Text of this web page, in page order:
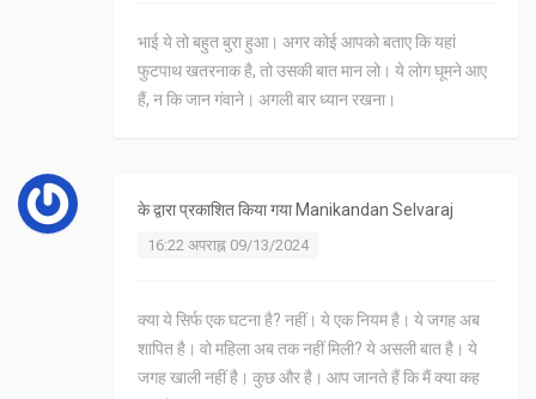
भाई ये तो बहुत बुरा हुआ। अगर कोई आपको बताए कि यहां
फुटपाथ खतरनाक है, तो उसकी बात मान लो। ये लोग घूमने आए
हैं, न कि जान गंवाने। अगली बार ध्यान रखना।
के द्वारा प्रकाशित किया गया Manikandan Selvaraj
16:22 अपराह्न 09/13/2024
क्या ये सिर्फ एक घटना है? नहीं। ये एक नियम है। ये जगह अब
शापित है। वो महिला अब तक नहीं मिली? ये असली बात है। ये
जगह खाली नहीं है। कुछ और है। आप जानते हैं कि मैं क्या कह